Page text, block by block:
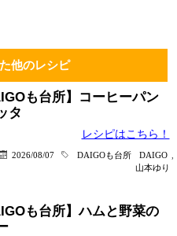
他のレシピ
も台所】コーヒーパン
タ
レシピはこちら！
2026/08/07 DAIGOも台所 DAIGO
山本ゆり
も台所】ハムと野菜の